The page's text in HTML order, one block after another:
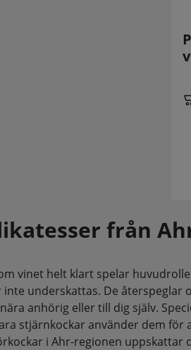
från
vinet helt klart spelar
inte underskattas. De återspeglar
anhörig eller till dig själv.
stjärnkockar använder dem för
i Ahr-regionen uppskattar